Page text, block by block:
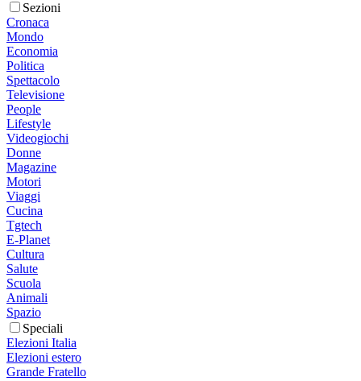
Sezioni
Cronaca
Mondo
Economia
Politica
Spettacolo
Televisione
People
Lifestyle
Videogiochi
Donne
Magazine
Motori
Viaggi
Cucina
Tgtech
E-Planet
Cultura
Salute
Scuola
Animali
Spazio
Speciali
Elezioni Italia
Elezioni estero
Grande Fratello